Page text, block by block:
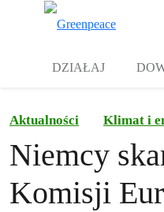
DZIAŁAJ
Aktualności Klimat i
Niemcy
Komisji